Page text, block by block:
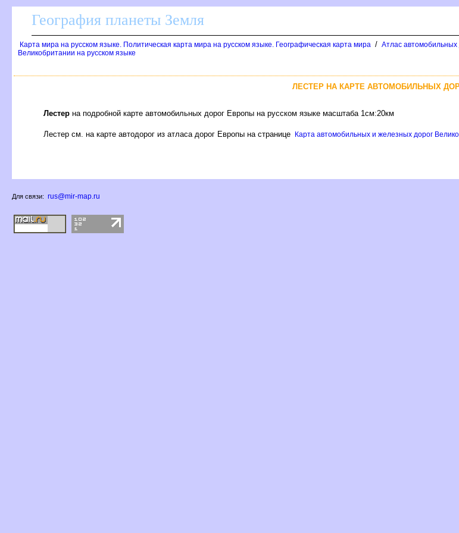
География планеты Земля
Карта мира на русском языке. Политическая карта мира на русском языке. Географическая карта мира / Атлас
Великобритании на русском языке
ЛЕСТЕР НА КАРТЕ АВТОМОБИЛЬНЫХ
Лестер на подробной карте автомобильных дорог Европы на русском языке масштаба 1см:20км
Лестер см. на карте автодорог из атласа дорог Европы на странице Карта автомобильных и железных дорог
Для связи: rus@mir-map.ru